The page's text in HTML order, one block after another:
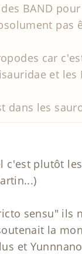
BAND
car
et
dans les
c'est plutôt
sensu" ils
la
et